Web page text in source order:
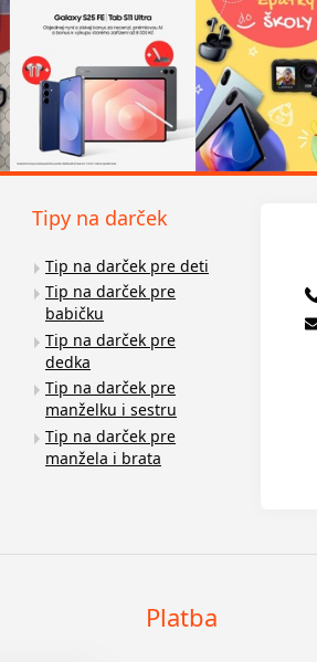
Tipy na darček
Tip na darček pre deti
Tip na darček pre
babičku
Tip na darček pre
dedka
Tip na darček pre
manželku i sestru
Tip na darček pre
manžela i brata
Platba